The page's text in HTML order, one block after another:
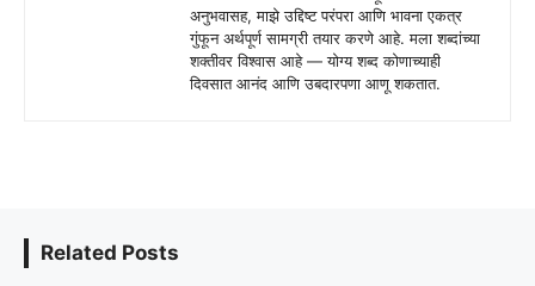
अनुभवासह, माझे उद्दिष्ट परंपरा आणि भावना एकत्र
गुंफून अर्थपूर्ण सामग्री तयार करणे आहे. मला शब्दांच्या
शक्तीवर विश्वास आहे — योग्य शब्द कोणाच्याही
दिवसात आनंद आणि उबदारपणा आणू शकतात.
Related Posts